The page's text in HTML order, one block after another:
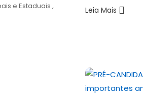
e Estaduais ,
Leia Mais